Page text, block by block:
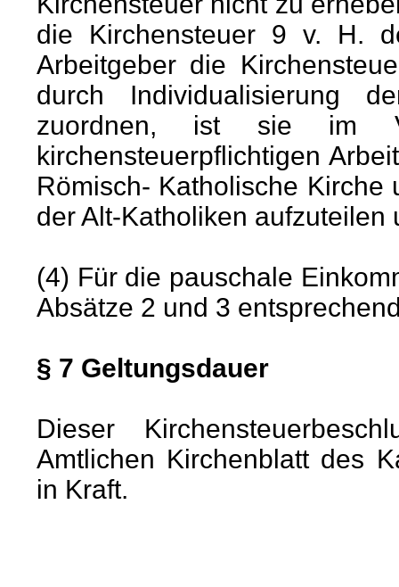
die Kirchensteuer 9 v. H.
Arbeitgeber die
durch Individualisierung
zuordnen, ist sie im
kirchensteuerpflichtigen
Römisch- Katholische
der Alt-Katholiken aufzuteilen
(4) Für die pauschale
Absätze 2 und 3
§ 7 Geltungsdauer
Dieser
Amtlichen Kirchenblatt des
in Kraft.